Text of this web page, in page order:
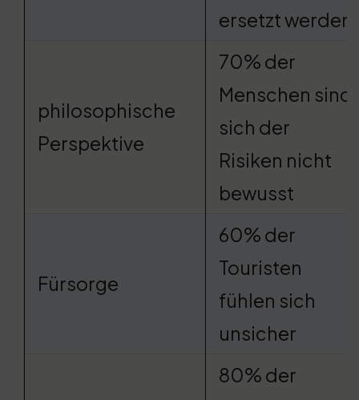
ersetzt werden
philosophische
Perspektive
70% der
Menschen sind
sich der
Risiken nicht
bewusst
Fürsorge
60% der
Touristen
fühlen sich
unsicher
80% der